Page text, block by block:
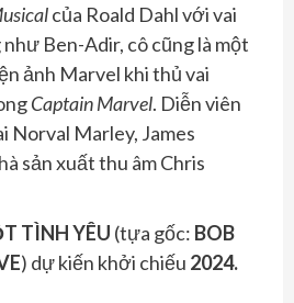
của Roald Dahl với vai
Ben-Adir, cô cũng là một
ảnh Marvel khi thủ vai
Captain Marvel. Diễn viên
Norval Marley, James
sản xuất thu âm Chris
TÌNH YÊU (tựa gốc: BOB
) dự kiến khởi chiếu 2024.